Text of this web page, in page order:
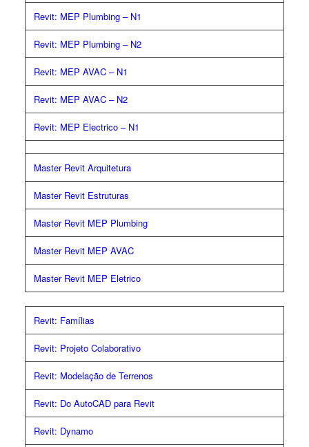
Revit: MEP Plumbing – N1
Revit: MEP Plumbing – N2
Revit: MEP AVAC – N1
Revit: MEP AVAC – N2
Revit: MEP Electrico – N1
Master Revit Arquitetura
Master Revit Estruturas
Master Revit MEP Plumbing
Master Revit MEP AVAC
Master Revit MEP Eletrico
Revit: Famílias
Revit: Projeto Colaborativo
Revit: Modelação de Terrenos
Revit: Do AutoCAD para Revit
Revit: Dynamo